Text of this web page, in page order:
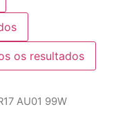
os resultados
AU01 99W